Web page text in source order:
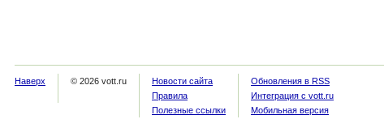
Наверх © 2026 vott.ru
Новости сайта
Правила
Полезные ссылки
Обновления в RSS
Интеграция с vott.ru
Мобильная версия